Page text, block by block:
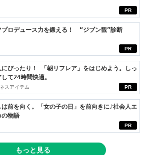
PR
PR
プロデュース力を鍛える！ “ジブン観”診断
PR
ぴったり！ 「朝リフレア」をはじめよう。しっ
て24時間快適。
スアイテム
PR
前を向く。「女の子の日」を前向きに♪社会人エ
の物語
もっと見る